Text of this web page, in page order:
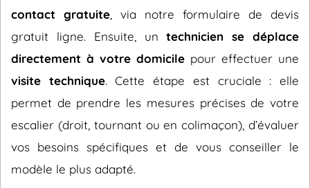
contact gratuite , via notre formulaire de devis
gratuit ligne. Ensuite, untechnicien se déplace
directement à votre domicile pour effectuer une
visite technique. Cette étape est cruciale : elle
permet de prendre les mesures précises de votre
escalier (droit, tournant ou en colimaçon), d’évaluer
vos besoins spécifiques et de vous conseiller le
modèle le plus adapté.